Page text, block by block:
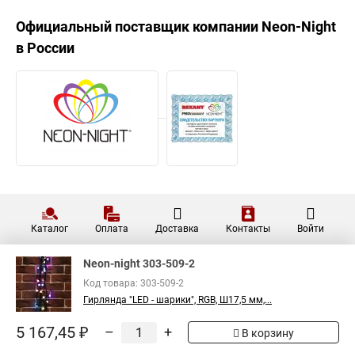
Официальный поставщик компании Neon-Night
в России
Каталог Оплата Доставка Контакты Войти
Neon-night 303-509-2
Код товара: 303-509-2
Гирлянда "LED - шарики", RGB, Ш17,5 мм,...
5 167,45 ₽ – + В корзину